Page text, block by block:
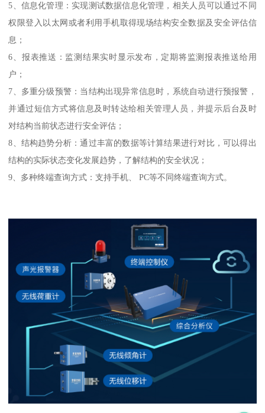
5、信息化管理：实现测试数据信息化管理，相关人员可以通过不同
权限登入以太网或者利用手机取得现场结构安全数据及安全评估信
息；
6、报表推送：监测结果实时显示发布，定期将监测报表推送给用
户；
7、多重分级预警：当结构出现异常信息时，系统自动进行预报警，
并通过短信方式将信息及时转达给相关管理人员，并提示后台及时
对结构当前状态进行安全评估；
8、结构趋势分析：通过丰富的数据等计算结果进行对比，可以得出
结构的实际状态变化发展趋势，了解结构的安全状况；
9、多种终端查询方式：支持手机、 PC等不同终端查询方式。